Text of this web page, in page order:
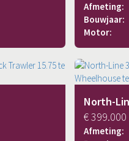
Afmeting:
Bouwjaar:
Motor:
North-
€ 399.000
Afmeting: